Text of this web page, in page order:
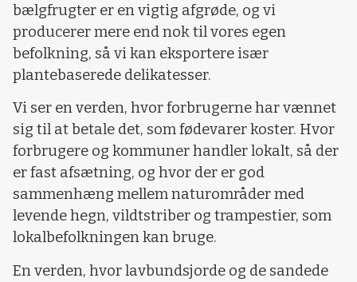
bælgfrugter er en vigtig afgrøde, og vi
producerer mere end nok til vores egen
befolkning, så vi kan eksportere især
plantebaserede delikatesser.
Vi ser en verden, hvor forbrugerne har vænnet
sig til at betale det, som fødevarer koster. Hvor
forbrugere og kommuner handler lokalt, så der
er fast afsætning, og hvor der er god
sammenhæng mellem naturområder med
levende hegn, vildtstriber og trampestier, som
lokalbefolkningen kan bruge.
En verden, hvor lavbundsjorde og de sandede